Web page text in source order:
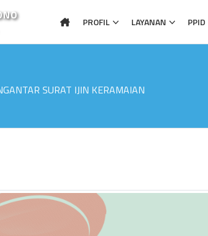
PROFIL LAYANAN PPID
SURAT IJIN KERAMAIAN